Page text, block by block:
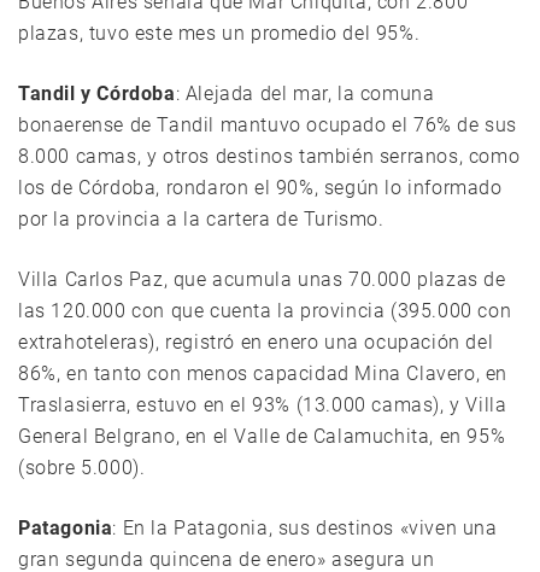
plazas, tuvo este mes un promedio del 95%.
Tandil y Córdoba: Alejada del mar, la comuna
bonaerense de Tandil mantuvo ocupado el 76% de sus
8.000 camas, y otros destinos también serranos, como
los de Córdoba, rondaron el 90%, según lo informado
por la provincia a la cartera de Turismo.
Villa Carlos Paz, que acumula unas 70.000 plazas de
las 120.000 con que cuenta la provincia (395.000 con
extrahoteleras), registró en enero una ocupación del
86%, en tanto con menos capacidad Mina Clavero, en
Traslasierra, estuvo en el 93% (13.000 camas), y Villa
General Belgrano, en el Valle de Calamuchita, en 95%
(sobre 5.000).
Patagonia: En la Patagonia, sus destinos «viven una
gran segunda quincena de enero» asegura un